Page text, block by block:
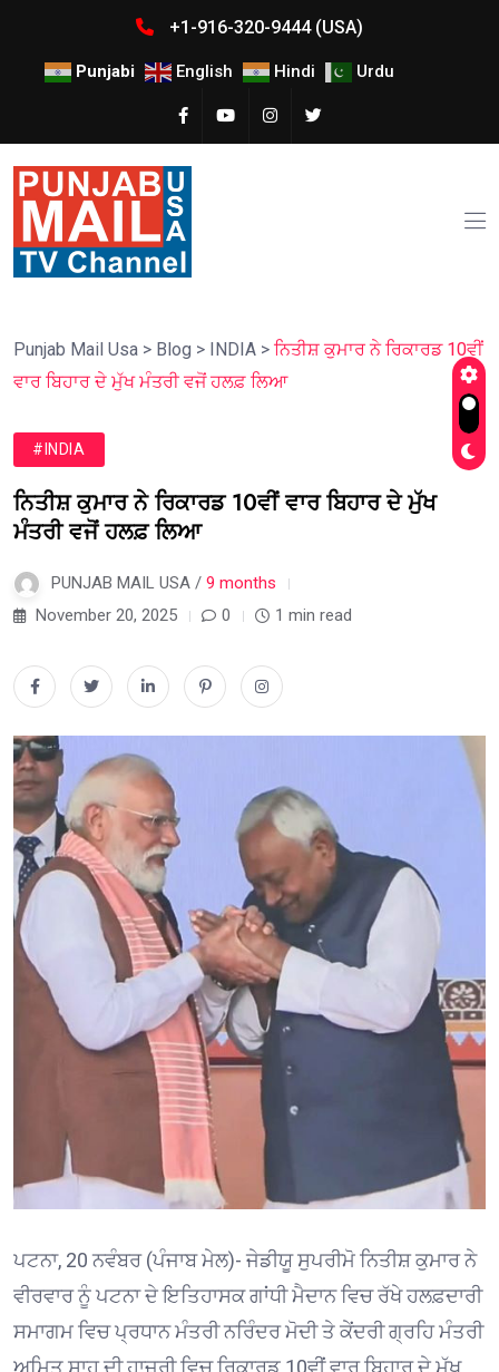
+1-916-320-9444 (USA)
Punjabi English Hindi Urdu
Punjab Mail Usa > Blog > INDIA > ਨਿਤੀਸ਼ ਕੁਮਾਰ ਨੇ ਰਿਕਾਰਡ 10ਵੀਂ
ਵਾਰ ਬਿਹਾਰ ਦੇ ਮੁੱਖ ਮੰਤਰੀ ਵਜੋਂ ਹਲਫ਼ ਲਿਆ
#INDIA
ਨਿਤੀਸ਼ ਕੁਮਾਰ ਨੇ ਰਿਕਾਰਡ 10ਵੀਂ ਵਾਰ ਬਿਹਾਰ ਦੇ ਮੁੱਖ
ਮੰਤਰੀ ਵਜੋਂ ਹਲਫ਼ ਲਿਆ
PUNJAB MAIL USA / 9 months
November 20, 2025
0 1 min read
ਪਟਨਾ, 20 ਨਵੰਬਰ (ਪੰਜਾਬ ਮੇਲ)- ਜੇਡੀਯੂ ਸੁਪਰੀਮੋ ਨਿਤੀਸ਼ ਕੁਮਾਰ ਨੇ
ਵੀਰਵਾਰ ਨੂੰ ਪਟਨਾ ਦੇ ਇਤਿਹਾਸਕ ਗਾਂਧੀ ਮੈਦਾਨ ਵਿਚ ਰੱਖੇ ਹਲਫ਼ਦਾਰੀ
ਸਮਾਗਮ ਵਿਚ ਪ੍ਰਧਾਨ ਮੰਤਰੀ ਨਰਿੰਦਰ ਮੋਦੀ ਤੇ ਕੇਂਦਰੀ ਗ੍ਰਹਿ ਮੰਤਰੀ
ਅਮਿਤ ਸ਼ਾਹ ਦੀ ਹਾਜ਼ਰੀ ਵਿਚ ਰਿਕਾਰਡ 10ਵੀਂ ਵਾਰ ਬਿਹਾਰ ਦੇ ਮੁੱਖ